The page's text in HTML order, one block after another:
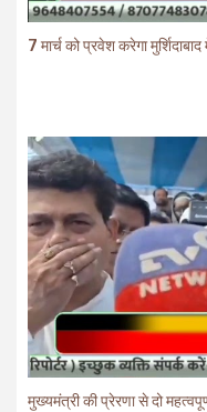
7 मार्च को प्रवेश करेगा
मुख्यमंत्री की प्रेरणा से दो